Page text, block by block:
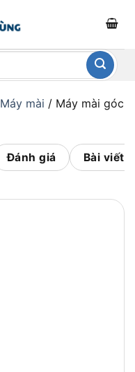
Máy mài / Máy mài góc
Đánh giá Bài viết